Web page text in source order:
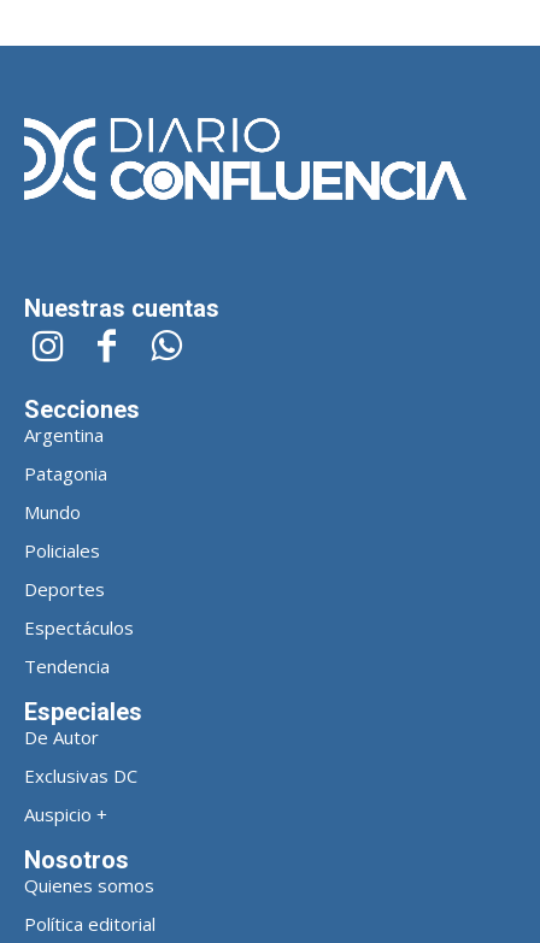
Nuestras cuentas
Secciones
Argentina
Patagonia
Mundo
Policiales
Deportes
Espectáculos
Tendencia
Especiales
De Autor
Exclusivas DC
Auspicio +
Nosotros
Quienes somos
Política editorial